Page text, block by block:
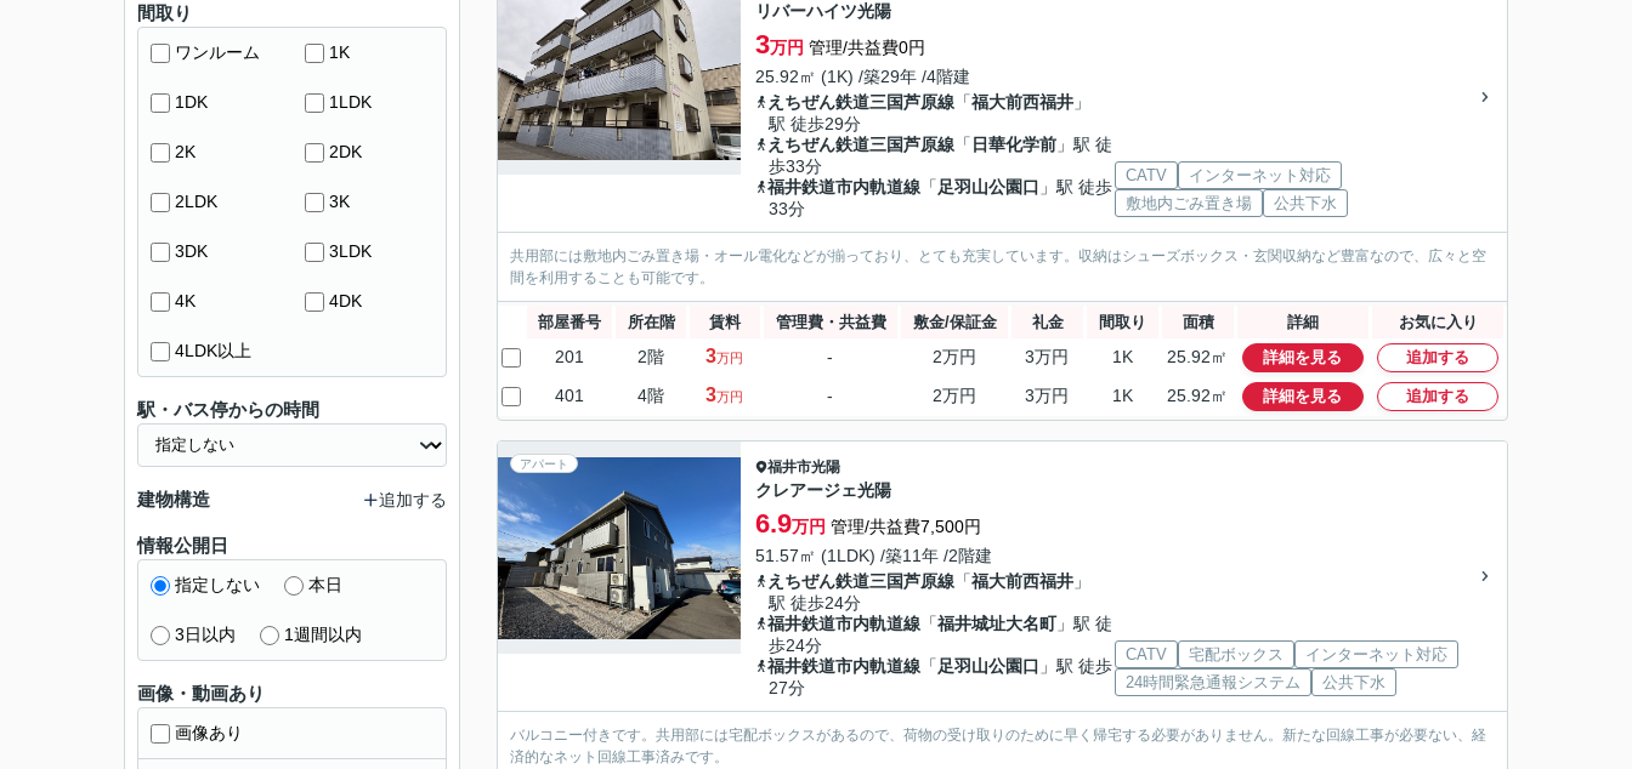
リバーハイツ光陽
3万円 管理/共益費0円
25.92㎡ (1K) /築29年 /4階建
えちぜん鉄道三国芦原線 「福大前西福井 」
駅 徒歩29分
えちぜん鉄道三国芦原線 「 日華化学前 」駅 徒
歩33分
福井鉄道市内軌道線 「 足羽山公園口 」駅 徒歩
33分
CATV
インターネット対応
敷地内ごみ置き場
公共下水
共用部には敷地内ごみ置き場・オール電化などが揃っており、とても充実しています。収納はシューズボックス・玄関収納など豊富なので、広々と空
間を利用することも可能です。
部屋番号 所在階 賃料 管理費・共益費 敷金/保証金 礼金 間取り 面積 詳細 お気に入り
201 2階 3万円 - 2万円 3万円 1K 25.92㎡ 詳細を見る 追加する
401 4階 3万円 - 2万円 3万円 1K 25.92㎡ 詳細を見る 追加する
アパート 福井市光陽
クレアージェ光陽
6.9万円 管理/共益費7,500円
51.57㎡ (1LDK) /築11年 /2階建
えちぜん鉄道三国芦原線 「福大前西福井 」
駅 徒歩24分
福井鉄道市内軌道線 「福井城址大名町」駅 徒
歩24分
福井鉄道市内軌道線 「 足羽山公園口 」駅 徒歩
27分
CATV 宅配ボックス
インターネット対応
24時間緊急通報システム
公共下水
バルコニー付きです。共用部には宅配ボックスがあるので、荷物の受け取りのために早く帰宅する必要がありません。新たな回線工事が必要ない、経
済的なネット回線工事済みです。
間取り
ワンルーム 1K
1DK 1LDK
2K 2DK
2LDK 3K
3DK 3LDK
4K 4DK
4LDK以上
駅・バス停からの時間
建物構造 追加する
情報公開日
指定しない 本日
3日以内 1週間以内
画像・動画あり
画像あり